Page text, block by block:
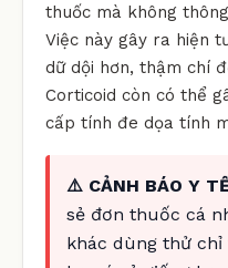
thuốc mà không
Việc này gây ra hiện
dữ dội hơn, thậm chí
Corticoid còn có thể
cấp tính đe dọa tính
⚠️ CẢNH BÁO Y
sẻ đơn thuốc cá
khác dùng thử